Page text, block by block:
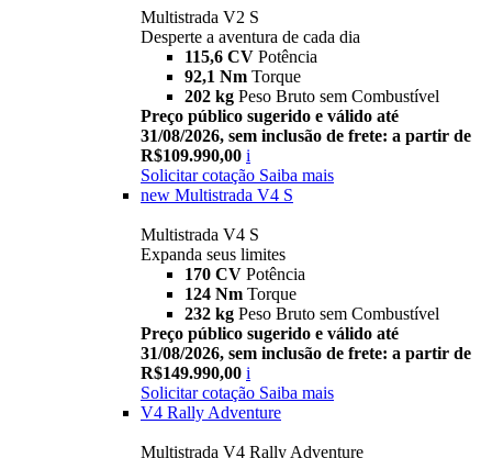
Multistrada V2 S
Desperte a aventura de cada dia
115,6 CV Potência
92,1 Nm Torque
202 kg Peso Bruto sem Combustível
Preço público sugerido e válido até
31/08/2026, sem inclusão de frete: a partir de
R$109.990,00 i
Solicitar cotação Saiba mais
new Multistrada V4 S
Multistrada V4 S
Expanda seus limites
170 CV Potência
124 Nm Torque
232 kg Peso Bruto sem Combustível
Preço público sugerido e válido até
31/08/2026, sem inclusão de frete: a partir de
R$149.990,00 i
Solicitar cotação Saiba mais
V4 Rally Adventure
Multistrada V4 Rally Adventure